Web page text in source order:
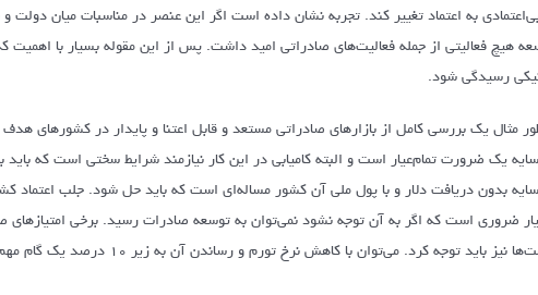
به اعتماد تغییر کند. تجربه نشان داده است اگر این عنصر در مناسبات میان
هیچ فعالیتی از جمله فعالیت‌های صادراتی امید داشت. پس از این مقوله بسیار با اهمیت
رسیدگی شود.
یک ضرورت تمام‌عیار است و البته کامیابی در این کار نیازمند شرایط سختی است که
بدون دریافت دلار و با پول ملی آن کشور مساله‌ای است که باید حل شود. جلب اعتماد
ضروری است که اگر به آن توجه نشود نمی‌توان به توسعه صادرات رسید. برخی امتیازهای
نیز باید توجه کرد. می‌توان با کاهش نرخ تورم و رساندن آن به زیر ۱۰ درصد یک گام مهم برداشت، اما این نیز مستلزم کارهای زیادی است.